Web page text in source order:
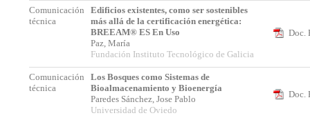
Comunicación
técnica
Edificios existentes, como ser sostenibles
más allá de la certificación energética:
BREEAM® ES En Uso
Paz, María
Fundación Instituto Tecnológico de Galicia
Doc.
Comunicación
técnica
Los Bosques como Sistemas de
Bioalmacenamiento y Bioenergía
Paredes Sánchez, Jose Pablo
Universidad de Oviedo
Doc.